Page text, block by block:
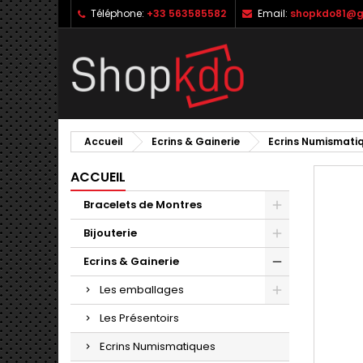
Téléphone: +33 563585582 Email:
Accueil Ecrins & Gainerie Ecrins
ACCUEIL
Bracelets de Montres
Bijouterie
Ecrins & Gainerie
Les emballages
Les Présentoirs
Ecrins Numismatiques